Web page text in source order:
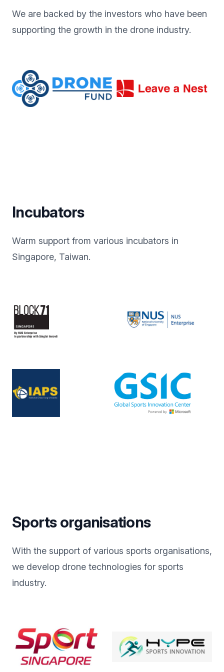
We are backed by the investors who have been
supporting the growth in the drone industry.
Incubators
Warm support from various incubators in
Singapore, Taiwan.
Sports organisations
With the support of various sports organisations,
we develop drone technologies for sports
industry.